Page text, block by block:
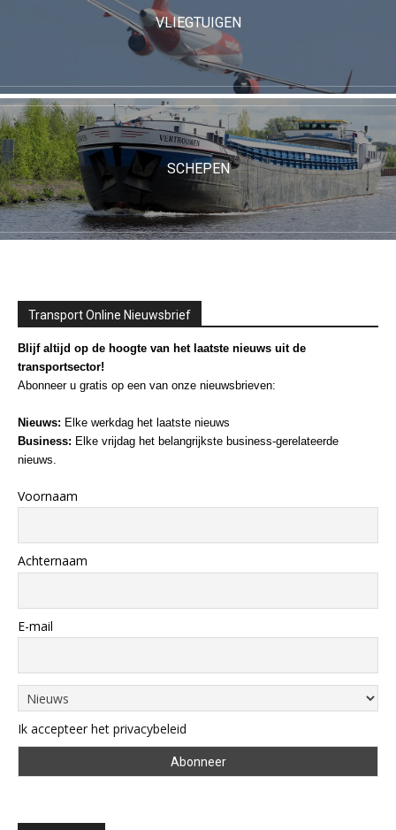
VLIEGTUIGEN
SCHEPEN
Transport Online Nieuwsbrief
Blijf altijd op de hoogte van het laatste nieuws uit de
transportsector!
Abonneer u gratis op een van onze nieuwsbrieven:
Nieuws: Elke werkdag het laatste nieuws
Business: Elke vrijdag het belangrijkste business-gerelateerde
nieuws.
Voornaam
Achternaam
E-mail
Ik accepteer het privacybeleid